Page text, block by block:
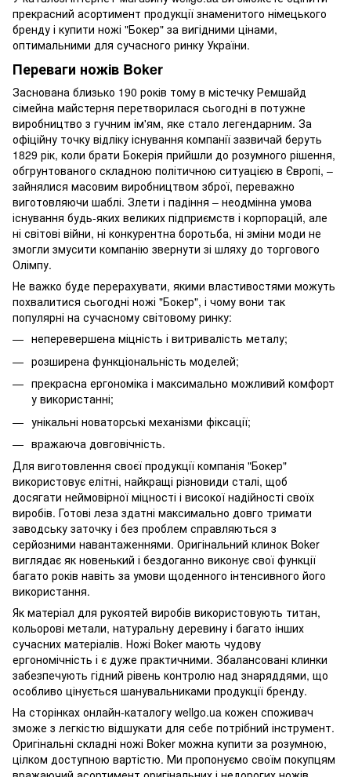
прекрасний асортимент продукції знаменитого німецького
бренду і купити ножі "Бокер" за вигідними цінами,
оптимальними для сучасного ринку України.
Переваги ножів Boker
Заснована близько 190 років тому в містечку Ремшайд
сімейна майстерня перетворилася сьогодні в потужне
виробництво з гучним ім'ям, яке стало легендарним. За
офіційну точку відліку існування компанії зазвичай беруть
1829 рік, коли брати Бокерія прийшли до розумного рішення,
обгрунтованого складною політичною ситуацією в Європі, –
зайнялися масовим виробництвом зброї, переважно
виготовляючи шаблі. Злети і падіння – неодмінна умова
існування будь-яких великих підприємств і корпорацій, але
ні світові війни, ні конкурентна боротьба, ні зміни моди не
змогли змусити компанію звернути зі шляху до торгового
Олімпу.
Не важко буде перерахувати, якими властивостями можуть
похвалитися сьогодні ножі "Бокер", і чому вони так
популярні на сучасному світовому ринку:
неперевершена міцність і витривалість металу;
розширена функціональність моделей;
прекрасна ергономіка і максимально можливий комфорт
у використанні;
унікальні новаторські механізми фіксації;
вражаюча довговічність.
Для виготовлення своєї продукції компанія "Бокер"
використовує елітні, найкращі різновиди сталі, щоб
досягати неймовірної міцності і високої надійності своїх
виробів. Готові леза здатні максимально довго тримати
заводську заточку і без проблем справляються з
серйозними навантаженнями. Оригінальний клинок Boker
виглядає як новенький і бездоганно виконує свої функції
багато років навіть за умови щоденного інтенсивного його
використання.
Як матеріал для рукоятей виробів використовують титан,
кольорові метали, натуральну деревину і багато інших
сучасних матеріалів. Ножі Boker мають чудову
ергономічність і є дуже практичними. Збалансовані клинки
забезпечують гідний рівень контролю над знаряддями, що
особливо цінується шанувальниками продукції бренду.
На сторінках онлайн-каталогу wellgo.ua кожен споживач
зможе з легкістю відшукати для себе потрібний інструмент.
Оригінальні складні ножі Boker можна купити за розумною,
цілком доступною вартістю. Ми пропонуємо своїм покупцям